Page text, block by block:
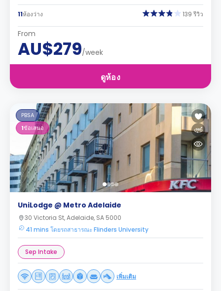
11ห้องว่าง 139 รีวิว
From
AU$279/week
ดูห้อง
PBSA
1ข้อเสนอ
UniLodge @ Metro Adelaide
30 Victoria St, Adelaide, SA 5000
41 mins โดยรถสาธารณะ Flinders University
Sep Intake
เพิ่มเติม